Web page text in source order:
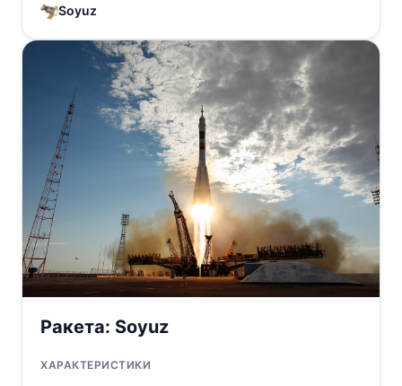
Soyuz
Ракета: Soyuz
ХАРАКТЕРИСТИКИ